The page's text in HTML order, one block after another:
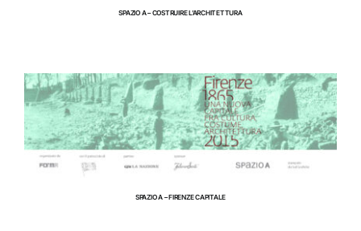
SPAZIO A – COSTRUIRE L’ARCHITETTURA
SPAZIO A
SPAZIO A – FIRENZE CAPITALE